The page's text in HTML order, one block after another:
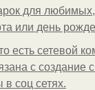
для любимых,
или день
есть сетевой
с создание
в соц сетях.